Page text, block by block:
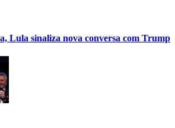
Lula sinaliza nova conversa com Trump